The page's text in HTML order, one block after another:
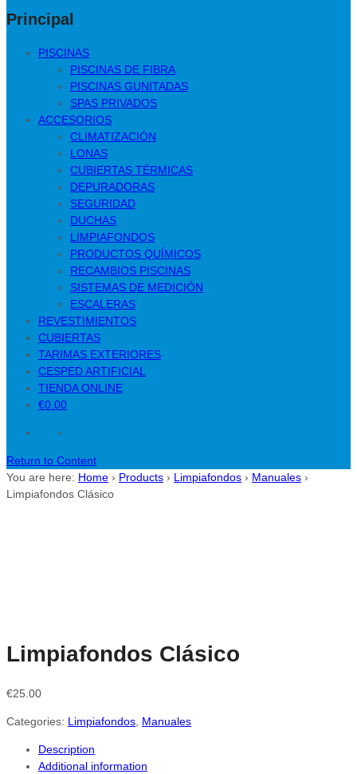
Principal
PISCINAS
PISCINAS DE FIBRA
PISCINAS GUNITADAS
SPAS PRIVADOS
ACCESORIOS
CLIMATIZACIÓN
LONAS
CUBIERTAS TÉRMICAS
DEPURADORAS
SEGURIDAD
DUCHAS
LIMPIAFONDOS
PRODUCTOS QUÍMICOS
RECAMBIOS PISCINAS
SISTEMAS DE MEDICIÓN
ESCALERAS
REVESTIMIENTOS
CUBIERTAS
TARIMAS EXTERIORES
CESPED ARTIFICIAL
TIENDA ONLINE
€0.00
Return to Content
You are here: Home › Products › Limpiafondos › Manuales ›
Limpiafondos Clásico
Limpiafondos Clásico
€25.00
Categories: Limpiafondos, Manuales
Description
Additional information